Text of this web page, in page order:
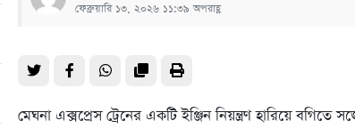
ফেব্রুয়ারি ১৩, ২০২৬ ১১:৩৯ অপরাহ্ণ
মেঘনা এক্সপ্রেস ট্রেনের একটি ইঞ্জিন নিয়ন্ত্রণ হারিয়ে বগিতে